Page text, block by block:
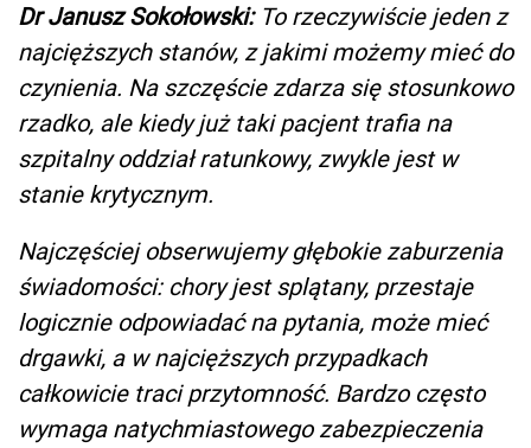
Dr Janusz Sokołowski:To rzeczywiście jeden z
najcięższych stanów, z jakimi możemy mieć do
czynienia. Na szczęście zdarza się stosunkowo
rzadko, ale kiedy już taki pacjent trafia na
szpitalny oddział ratunkowy, zwykle jest w
stanie krytycznym.
Najczęściej obserwujemy głębokie zaburzenia
świadomości: chory jest splątany, przestaje
logicznie odpowiadać na pytania, może mieć
drgawki, a w najcięższych przypadkach
całkowicie traci przytomność. Bardzo często
wymaga natychmiastowego zabezpieczenia